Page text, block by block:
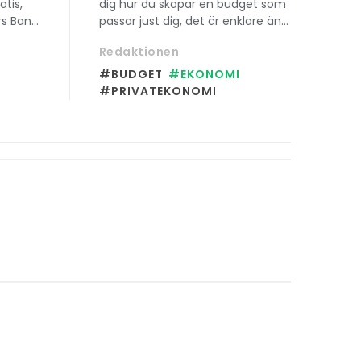
Bank
dig hur du skapar en budget som
passar just dig, det är enklare än
Redaktionen
#BUDGET #EKONOMI
#PRIVATEKONOMI